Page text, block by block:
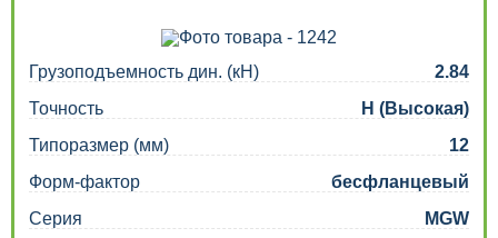
Грузоподъемность дин. (кН)
2.84
Точность
H (Высокая)
Типоразмер (мм)
12
Форм-фактор
бесфланцевый
Серия
MGW